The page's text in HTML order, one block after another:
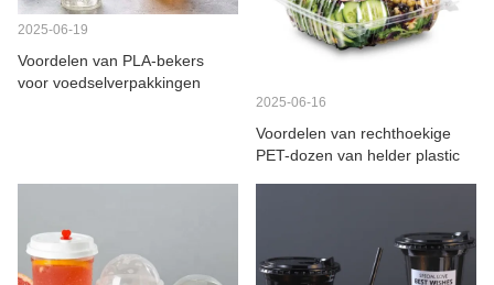
2025-06-19
Voordelen van PLA-bekers
voor voedselverpakkingen
2025-06-16
Voordelen van rechthoekige
PET-dozen van helder plastic